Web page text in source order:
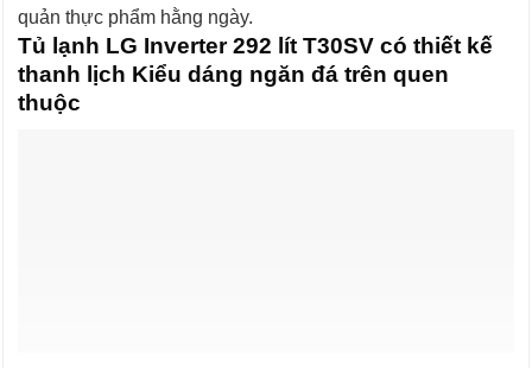
quản thực phẩm hằng ngày.
Tủ lạnh LG Inverter 292 lít T30SV có thiết kế
thanh lịch Kiểu dáng ngăn đá trên quen
thuộc